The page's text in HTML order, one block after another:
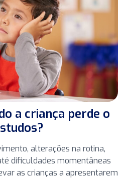
a criança perde o
alterações na rotina,
dificuldades momentâneas
as crianças a apresentarem